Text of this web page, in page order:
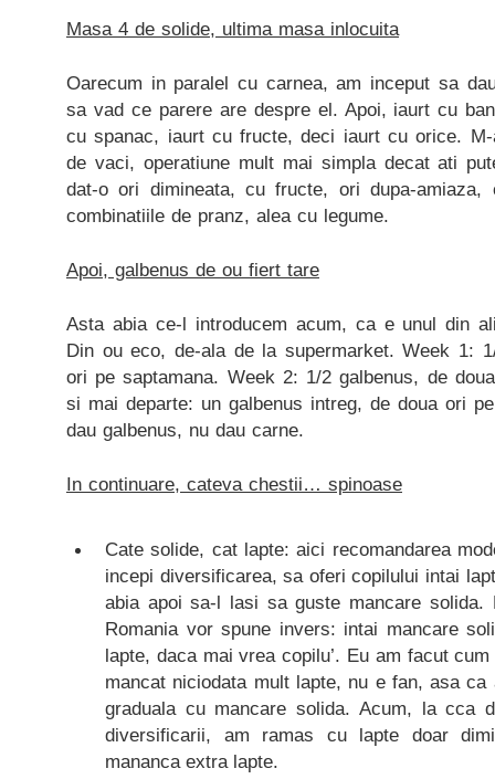
Masa 4 de solide, ultima masa inlocuita
Oarecum in paralel cu carnea, am inceput sa
sa vad ce parere are despre el. Apoi, iaurt cu
cu spanac, iaurt cu fructe, deci iaurt cu orice.
de vaci, operatiune mult mai simpla decat ati
dat-o ori dimineata, cu fructe, ori dupa-
combinatiile de pranz, alea cu legume.
Apoi, galbenus de ou fiert tare
Asta abia ce-l introducem acum, ca e unul din
Din ou eco, de-ala de la supermarket. Week 1:
ori pe saptamana. Week 2: 1/2 galbenus, de
si mai departe: un galbenus intreg, de doua ori
dau galbenus, nu dau carne.
In continuare, cateva chestii… spinoase
Cate solide, cat lapte: aici recomandarea
incepi diversificarea, sa oferi copilului intai
abia apoi sa-l lasi sa guste mancare solida.
Romania vor spune invers: intai mancare
lapte, daca mai vrea copilu’. Eu am facut
mancat niciodata mult lapte, nu e fan, asa
graduala cu mancare solida. Acum, la cca
diversificarii, am ramas cu lapte doar
mananca extra lapte.